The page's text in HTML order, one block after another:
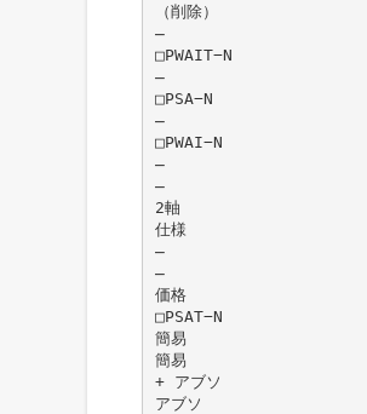
（削除）
̶
□PWAIT−N
̶
□PSA−N
̶
□PWAI−N
̶
̶
2軸
仕様
̶
̶
価格
□PSAT−N
簡易
簡易
+ アブソ
アブソ